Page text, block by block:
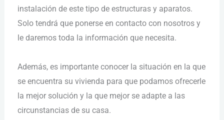
instalación de este tipo de estructuras y aparatos.
Solo tendrá que ponerse en contacto con nosotros y
le daremos toda la información que necesita.
Además, es importante conocer la situación en la que
se encuentra su vivienda para que podamos ofrecerle
la mejor solución y la que mejor se adapte a las
circunstancias de su casa.